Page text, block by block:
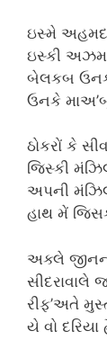
ઇસ્મે અહમદ
ઇસ્કી
બેલકબ
ઉનકે
ઠોકરોં કે
જિસ્કી
અપની
હાથ મેં
અક્લે
સીદરાવાલે
રીફ’અતે
યે વો દરિયા